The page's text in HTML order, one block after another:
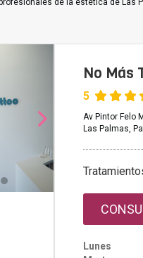
de la estética de Las
No Más
5
Av Pintor Felo
Las Palmas,
Lunes